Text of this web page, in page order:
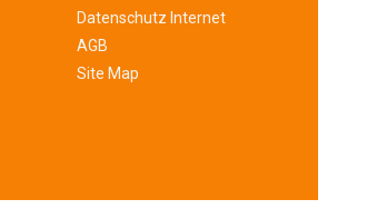
Datenschutz Internet
AGB
Site Map